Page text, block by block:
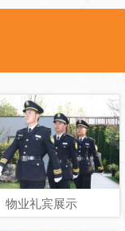
物业礼宾展示